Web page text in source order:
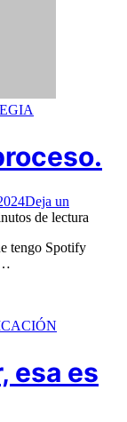
Deja un
de lectura
tengo Spotify
…
esa es